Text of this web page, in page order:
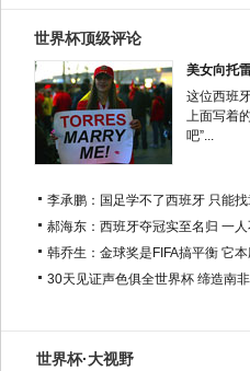
世界杯顶级评论
美女向托
这位西班
上面写着
吧”...
李承鹏：国足学不了西班牙 只能
郝海东：西班牙夺冠实至名归 一
韩乔生：金球奖是FIFA搞平衡 它
30天见证声色俱全世界杯 缔造南
世界杯·大视野